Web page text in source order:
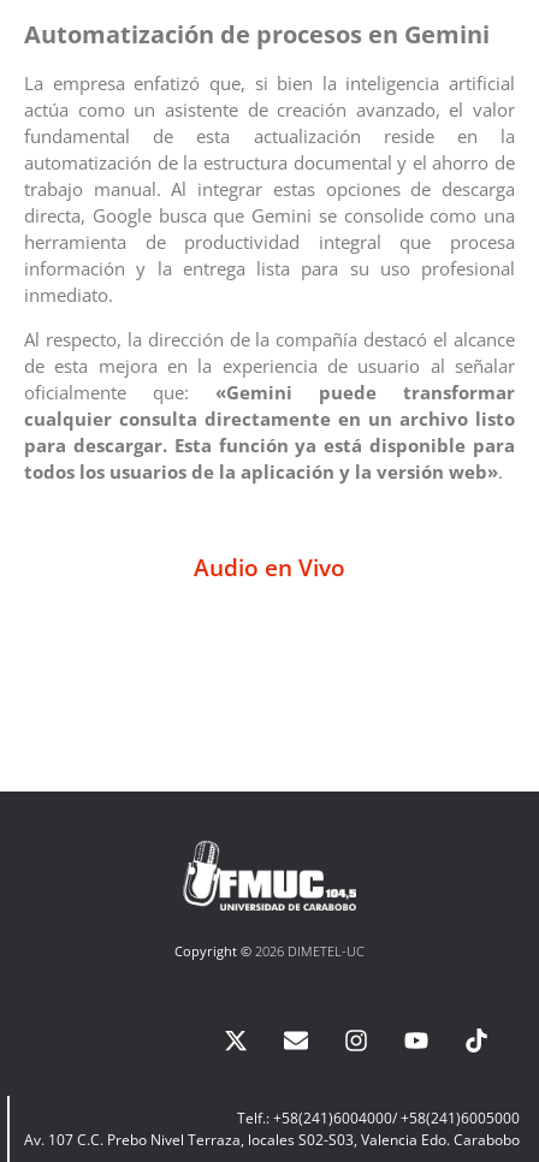
Automatización de procesos en Gemini
La empresa enfatizó que, si bien la inteligencia artificial
actúa como un asistente de creación avanzado, el valor
fundamental de esta actualización reside en la
automatización de la estructura documental y el ahorro de
trabajo manual. Al integrar estas opciones de descarga
directa, Google busca que Gemini se consolide como una
herramienta de productividad integral que procesa
información y la entrega lista para su uso profesional
inmediato.
Al respecto, la dirección de la compañía destacó el alcance
de esta mejora en la experiencia de usuario al señalar
oficialmente que: «Gemini puede transformar
cualquier consulta directamente en un archivo listo
para descargar. Esta función ya está disponible para
todos los usuarios de la aplicación y la versión web».
Audio en Vivo
Copyright © 2026 DIMETEL-UC
Telf.: +58(241)6004000/ +58(241)6005000
Av. 107 C.C. Prebo Nivel Terraza, locales S02-S03, Valencia Edo. Carabobo